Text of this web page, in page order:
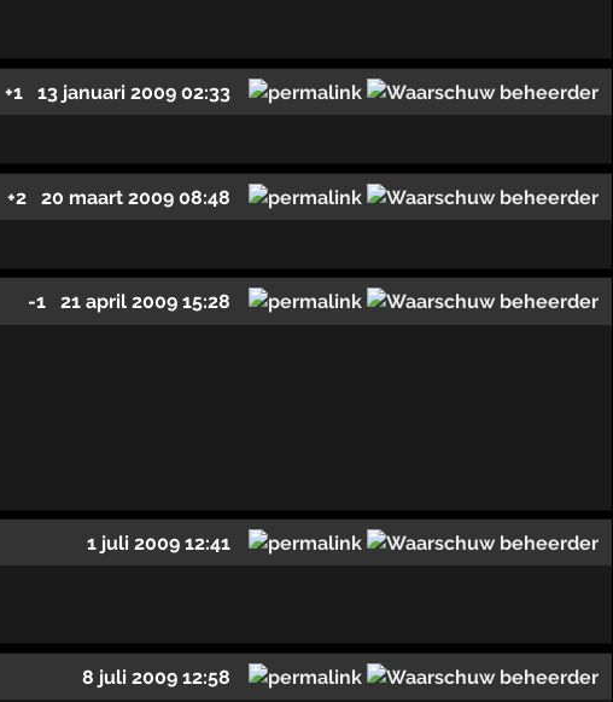
+1 13 januari 2009 02:33
+2 20 maart 2009 08:48
-1 21 april 2009 15:28
1 juli 2009 12:41
8 juli 2009 12:58